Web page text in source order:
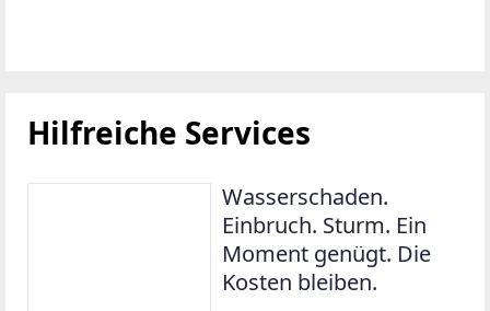
Hilfreiche Services
Wasserschaden.
Einbruch. Sturm. Ein
Moment genügt. Die
Kosten bleiben.